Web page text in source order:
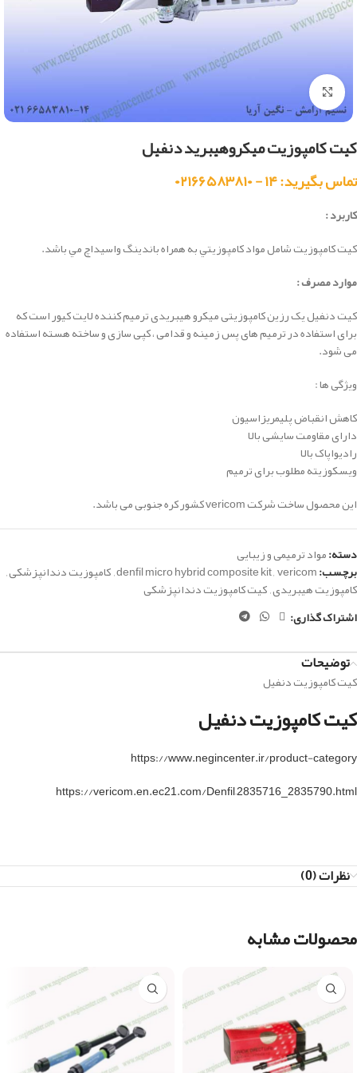
بزرگنمایی تصویر
کیت کامپوزیت میکروهیبرید دنفیل
تماس بگیرید: ۱۴ - ۰۲۱۶۶۵۸۳۸۱۰
کاربرد :
كيت كامپوزيت شامل مواد كامپوزيتي به همراه باندينگ واسيداچ مي باشد.
موارد مصرف :
کیت دنفیل یک رزین کامپوزیتی میکرو هیبریدی ترمیم کننده لایت کیور است که
برای استفاده در ترمیم های پس زمینه و قدامی ، کپی سازی و ساخته هسته استفاده
می شود.
ویژگی ها :
کاهش انقباض پلیمریزاسیون
دارای مقاومت سایشی بالا
رادیواپاک بالا
ویسکوزیته مطلوب برای ترمیم
این محصول ساخت شرکت vericom کشور کره جنوبی می باشد.
دسته:مواد ترمیمی و زیبایی
برچسب: denfil micro hybrid composite kit,vericom
,کامپوزیت دندانپزشکی,
کامپوزیت هیبریدی,کیت کامپوزیت دندانپزشکی
اشتراک گذاری:
توضیحات
کیت کامپوزیت دنفیل
کیت کامپوزیت دنفیل
https://www.negincenter.ir/product-category
https://vericom.en.ec21.com/Denfil–2835716_2835790.html
نظرات (0)
محصولات مشابه